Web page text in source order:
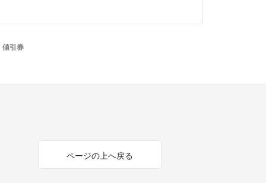
引券
ページの上へ戻る